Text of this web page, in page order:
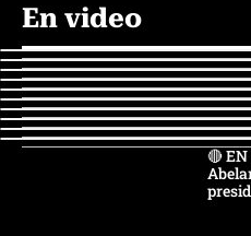
En video
🔴